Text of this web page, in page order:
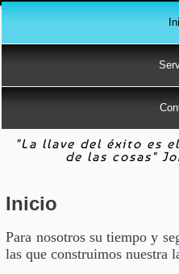
"La llave del éxito es
de las cosas"
Inicio
Para nosotros su tiempo y
las que construimos nuestra